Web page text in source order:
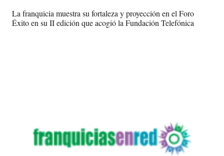
La franquicia muestra su fortaleza y proyección en el Foro
Éxito en su II edición que acogió la Fundación Telefónica